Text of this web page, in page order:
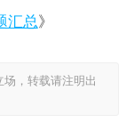
汇总》
，转载请注明出